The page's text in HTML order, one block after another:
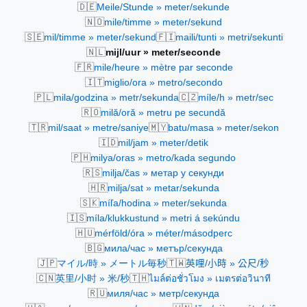
🇩🇪Meile/Stunde » meter/sekunde
🇳🇴mile/timme » meter/sekund
🇸🇪mil/timme » meter/sekund🇫🇮maili/tunti » metri/sekunti
🇳🇱mijl/uur » meter/seconde
🇫🇷mile/heure » mètre par seconde
🇮🇹miglio/ora » metro/secondo
🇵🇱mila/godzina » metr/sekunda🇨🇿míle/h » metr/sec
🇷🇴milă/oră » metru pe secundă
🇹🇷mil/saat » metre/saniye🇲🇾batu/masa » meter/sekon
🇮🇩mil/jam » meter/detik
🇵🇭milya/oras » metro/kada segundo
🇷🇸milja/čas » метар у секунди
🇭🇷milja/sat » metar/sekunda
🇸🇰míľa/hodina » meter/sekunda
🇮🇸míla/klukkustund » metri á sekúndu
🇭🇺mérföld/óra » méter/másodperc
🇧🇬мила/час » метър/секунда
🇯🇵マイル/時 » メートル毎秒🇹🇼英哩/小時 » 公尺/秒
🇨🇳英里/小时 » 米/秒🇹🇭ไมล์ต่อชั่วโมง » เมตรต่อวินาที
🇷🇺миля/час » метр/секунда